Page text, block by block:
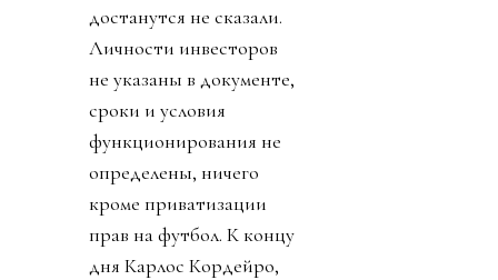
достанутся не сказали.
Личности инвесторов
не указаны в документе,
сроки и условия
функционирования не
определены, ничего
кроме приватизации
прав на футбол. К концу
дня Карлос Кордейро,